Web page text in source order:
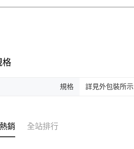
格
規格 詳見外包裝所示
銷 全站排行